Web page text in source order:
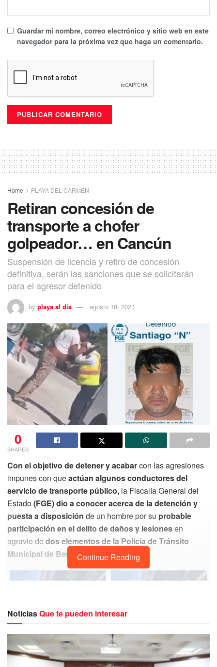
Guardar mi nombre, correo electrónico y sitio web en este
navegador para la próxima vez que haga un comentario.
Home PLAYA DEL CARMEN
Retiran concesión de
transporte a chofer
golpeador… en Cancún
Suspensión de licencia y retiro de concesión
definitiva, serán las sanciones que se solicitarán
para el agresor detenido
by playa al dia agosto 18, 2023
0
SHARES
Con el objetivo de detener y acabarcon las agresiones
impunes con queactúan algunos conductores del
servicio de transporte público, la Fiscalía General del
Estado(FGE) dio a conocer acerca de la detención y
puesta a disposición de un hombre por su probable
participación en el delito de daños y lesionesen
agravio de dos elementos de la Policía de Tránsito
Municipal de Benito Juárez.Continue Reading
NoticiasQue te pueden interesar